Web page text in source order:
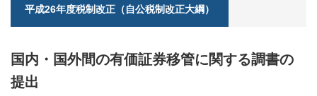
平成26年度税制改正（自公税制改正大綱）
国内・国外間の有価証券移管に関する調書の
提出